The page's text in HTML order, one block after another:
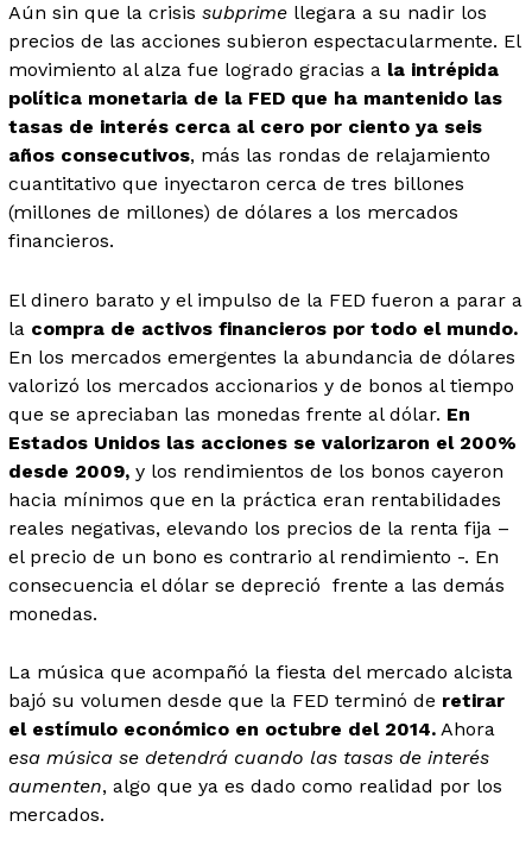
Aún sin que la crisis subprimellegara a su nadir los
precios de las acciones subieron espectacularmente. El
movimiento al alza fue logrado gracias ala intrépida
política monetaria de la FED que ha mantenido las
tasas de interés cerca al cero por ciento ya seis
años consecutivos, más las rondas de relajamiento
cuantitativo que inyectaron cerca de tres billones
(millones de millones) de dólares a los mercados
financieros.
El dinero barato y el impulso de la FED fueron a parar a
la compra de activos financieros por todo el mundo.
En los mercados emergentes la abundancia de dólares
valorizó los mercados accionarios y de bonos al tiempo
que se apreciaban las monedas frente al dólar. En
Estados Unidos las acciones se valorizaron el 200%
desde 2009,y los rendimientos de los bonos cayeron
hacia mínimos que en la práctica eran rentabilidades
reales negativas, elevando los precios de la renta fija –
el precio de un bono es contrario al rendimiento -. En
consecuencia el dólar se depreció frente a las demás
monedas.
La música que acompañó la fiesta del mercado alcista
bajó su volumen desde que la FED terminó de retirar
el estímulo económico en octubre del 2014.Ahora
esa música se detendrá cuando las tasas de interés
aumenten, algo que ya es dado como realidad por los
mercados.